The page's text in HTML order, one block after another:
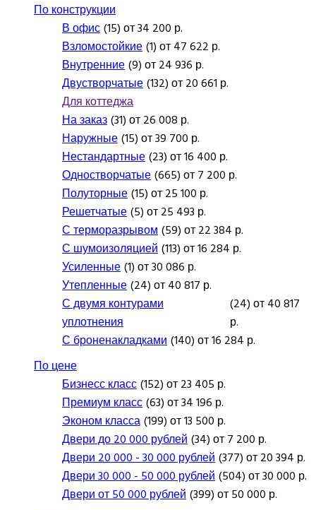
По конструкции
В офис(15) от 34 200 р.
Взломостойкие(1) от 47 622 р.
Внутренние(9) от 24 936 р.
Двустворчатые(132) от 20 661 р.
Для коттеджа
На заказ(31) от 26 008 р.
Наружные(15) от 39 700 р.
Нестандартные(23) от 16 400 р.
Одностворчатые(665) от 7 200 р.
Полуторные(15) от 25 100 р.
Решетчатые(5) от 25 493 р.
С терморазрывом(59) от 22 384 р.
С шумоизоляцией(113) от 16 284 р.
Усиленные(1) от 30 086 р.
Утепленные(24) от 40 817 р.
С двумя контурами
уплотнения
(24) от 40 817
р.
С броненакладками(140) от 16 284 р.
По цене
Бизнесс класс(152) от 23 405 р.
Премиум класс(63) от 34 196 р.
Эконом класса(199) от 13 500 р.
Двери до 20 000 рублей(34) от 7 200 р.
Двери 20 000 - 30 000 рублей(377) от 20 394 р.
Двери 30 000 - 50 000 рублей(504) от 30 000 р.
Двери от 50 000 рублей(399) от 50 000 р.